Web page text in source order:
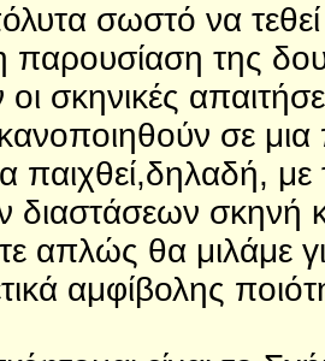
σωστό να
της
σκηνικές
σε μια
παιχθεί,δηλαδή, με
διαστάσεων σκηνή
απλώς θα μιλάμε
αμφίβολης